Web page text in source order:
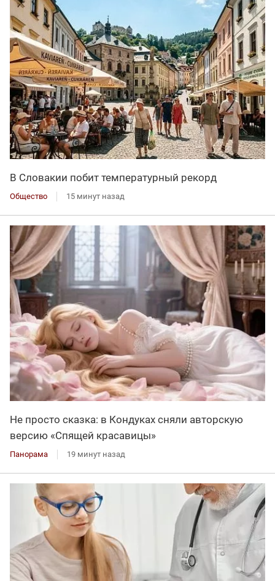
В Словакии побит температурный рекорд
Общество 15 минут назад
Не просто сказка: в Кондуках сняли авторскую
версию «Спящей красавицы»
Панорама 19 минут назад